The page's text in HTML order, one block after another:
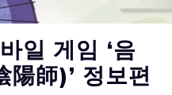
일 게임 ‘음
師)’ 정보편